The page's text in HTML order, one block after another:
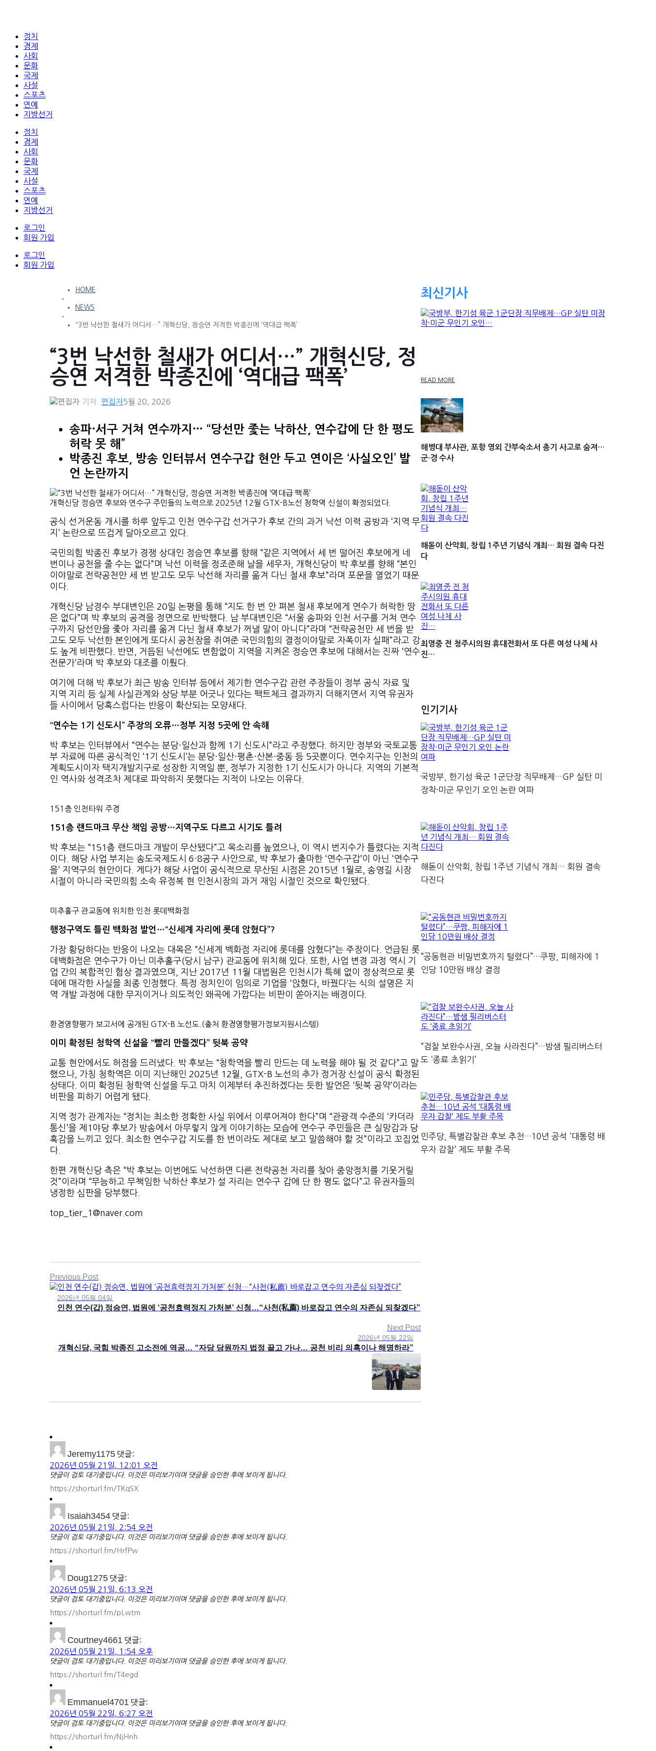
정치
경제
사회
문화
국제
사설
스포츠
연예
지방선거
정치
경제
사회
문화
국제
사설
스포츠
연예
지방선거
로그인
회원 가입
로그인
회원 가입
HOME
NEWS
“3번 낙선한 철새가 어디서…” 개혁신당, 정승연 저격한 박종진에 ‘역대급 팩폭’
“3번 낙선한 철새가 어디서…” 개혁신당, 정
승연 저격한 박종진에 ‘역대급 팩폭’
기자 편집자5월 20, 2026
송파·서구 거쳐 연수까지… “당선만 좇는 낙하산, 연수갑에 단 한 평도
허락 못 해”
박종진 후보, 방송 인터뷰서 연수구갑 현안 두고 연이은 ‘사실오인’ 발
언 논란까지
개혁신당 정승연 후보와 연수구 주민들의 노력으로 2025년 12월 GTX-B노선 청학역 신설이 확정되었다.
공식 선거운동 개시를 하루 앞두고 인천 연수구갑 선거구가 후보 간의 과거 낙선 이력 공방과 ‘지역 무
지’ 논란으로 뜨겁게 달아오르고 있다.
국민의힘 박종진 후보가 경쟁 상대인 정승연 후보를 향해 “같은 지역에서 세 번 떨어진 후보에게 네
번이나 공천을 줄 수는 없다”며 낙선 이력을 정조준해 날을 세우자, 개혁신당이 박 후보를 향해 “본인
이야말로 전략공천만 세 번 받고도 모두 낙선해 자리를 옮겨 다닌 철새 후보”라며 포문을 열었기 때문
이다.
개혁신당 남경수 부대변인은 20일 논평을 통해 “지도 한 번 안 펴본 철새 후보에게 연수가 허락한 땅
은 없다”며 박 후보의 공격을 정면으로 반박했다. 남 부대변인은 “서울 송파와 인천 서구를 거쳐 연수
구까지 당선만을 좇아 자리를 옮겨 다닌 철새 후보가 꺼낼 말이 아니다”라며 “전략공천만 세 번을 받
고도 모두 낙선한 본인에게 또다시 공천장을 쥐여준 국민의힘의 결정이야말로 자폭이자 실패”라고 강
도 높게 비판했다. 반면, 거듭된 낙선에도 변함없이 지역을 지켜온 정승연 후보에 대해서는 진짜 ‘연수
전문가’라며 박 후보와 대조를 이뤘다.
여기에 더해 박 후보가 최근 방송 인터뷰 등에서 제기한 연수구갑 관련 주장들이 정부 공식 자료 및
지역 지리 등 실제 사실관계와 상당 부분 어긋나 있다는 팩트체크 결과까지 더해지면서 지역 유권자
들 사이에서 당혹스럽다는 반응이 확산되는 모양새다.
“연수는 1기 신도시” 주장의 오류…정부 지정 5곳에 안 속해
박 후보는 인터뷰에서 “연수는 분당·일산과 함께 1기 신도시”라고 주장했다. 하지만 정부와 국토교통
부 자료에 따른 공식적인 ‘1기 신도시’는 분당·일산·평촌·산본·중동 등 5곳뿐이다. 연수지구는 인천의
계획도시이자 택지개발지구로 성장한 지역일 뿐, 정부가 지정한 1기 신도시가 아니다. 지역의 기본적
인 역사와 성격조차 제대로 파악하지 못했다는 지적이 나오는 이유다.
151층 인천타워 주경
151층 랜드마크 무산 책임 공방…지역구도 다르고 시기도 틀려
박 후보는 “151층 랜드마크 개발이 무산됐다”고 목소리를 높였으나, 이 역시 번지수가 틀렸다는 지적
이다. 해당 사업 부지는 송도국제도시 6·8공구 사안으로, 박 후보가 출마한 ‘연수구갑’이 아닌 ‘연수구
을’ 지역구의 현안이다. 게다가 해당 사업이 공식적으로 무산된 시점은 2015년 1월로, 송영길 시장
시절이 아니라 국민의힘 소속 유정복 현 인천시장의 과거 재임 시절인 것으로 확인됐다.
미추홀구 관교동에 위치한 인천 롯데백화점
행정구역도 틀린 백화점 발언…“신세계 자리에 롯데 앉혔다”?
가장 황당하다는 반응이 나오는 대목은 “신세계 백화점 자리에 롯데를 앉혔다”는 주장이다. 언급된 롯
데백화점은 연수구가 아닌 미추홀구(당시 남구) 관교동에 위치해 있다. 또한, 사업 변경 과정 역시 기
업 간의 복합적인 협상 결과였으며, 지난 2017년 11월 대법원은 인천시가 특혜 없이 정상적으로 롯
데에 매각한 사실을 최종 인정했다. 특정 정치인이 임의로 기업을 ‘앉혔다, 바꿨다’는 식의 설명은 지
역 개발 과정에 대한 무지이거나 의도적인 왜곡에 가깝다는 비판이 쏟아지는 배경이다.
환경영향평가 보고서에 공개된 GTX-B 노선도.(출처 환경영향평가정보지원시스템)
이미 확정된 청학역 신설을 “빨리 만들겠다” 뒷북 공약
교통 현안에서도 허점을 드러냈다. 박 후보는 “청학역을 빨리 만드는 데 노력을 해야 될 것 같다”고 말
했으나, 가칭 청학역은 이미 지난해인 2025년 12월, GTX-B 노선의 추가 정거장 신설이 공식 확정된
상태다. 이미 확정된 청학역 신설을 두고 마치 이제부터 추진하겠다는 듯한 발언은 ‘뒷북 공약’이라는
비판을 피하기 어렵게 됐다.
지역 정가 관계자는 “정치는 최소한 정확한 사실 위에서 이루어져야 한다”며 “관광객 수준의 ‘카더라
통신’을 제1야당 후보가 방송에서 아무렇지 않게 이야기하는 모습에 연수구 주민들은 큰 실망감과 당
혹감을 느끼고 있다. 최소한 연수구갑 지도를 한 번이라도 제대로 보고 말씀해야 할 것”이라고 꼬집었
다.
한편 개혁신당 측은 “박 후보는 이번에도 낙선하면 다른 전략공천 자리를 찾아 중앙정치를 기웃거릴
것”이라며 “무능하고 무책임한 낙하산 후보가 설 자리는 연수구 갑에 단 한 평도 없다”고 유권자들의
냉정한 심판을 당부했다.
top_tier_1@naver.com
Previous Post
2026년 05월 04일
인천 연수(갑) 정승연, 법원에 ‘공천효력정지 가처분’ 신청…“사천(私薦) 바로잡고 연수의 자존심 되찾겠다”
Next Post
2026년 05월 22일
개혁신당, 국힘 박종진 고소전에 역공… “자당 당원까지 법정 끌고 가나… 공천 비리 의혹이나 해명하라”
Jeremy1175 댓글:
2026년 05월 21일, 12:01 오전
댓글이 검토 대기중입니다. 이것은 미리보기이며 댓글을 승인한 후에 보이게 됩니다.
https://shorturl.fm/TKqSX
Isaiah3454 댓글:
2026년 05월 21일, 2:54 오전
댓글이 검토 대기중입니다. 이것은 미리보기이며 댓글을 승인한 후에 보이게 됩니다.
https://shorturl.fm/HrfPw
Doug1275 댓글:
2026년 05월 21일, 6:13 오전
댓글이 검토 대기중입니다. 이것은 미리보기이며 댓글을 승인한 후에 보이게 됩니다.
https://shorturl.fm/pLwtm
Courtney4661 댓글:
2026년 05월 21일, 1:54 오후
댓글이 검토 대기중입니다. 이것은 미리보기이며 댓글을 승인한 후에 보이게 됩니다.
https://shorturl.fm/T4egd
Emmanuel4701 댓글:
2026년 05월 22일, 6:27 오전
댓글이 검토 대기중입니다. 이것은 미리보기이며 댓글을 승인한 후에 보이게 됩니다.
https://shorturl.fm/NjHnh
최신기사
READ MORE
해병대 부사관, 포항 영외 간부숙소서 총기 사고로 숨져…
군·경 수사
해돋이 산악회, 창립 1주년 기념식 개최… 회원 결속 다진
다
최영중 전 청주시의원 휴대전화서 또 다른 여성 나체 사
진…
인기기사
국방부, 한기성 육군 1군단장 직무배제…GP 실탄 미
장착·미군 무인기 오인 논란 여파
해돋이 산악회, 창립 1주년 기념식 개최… 회원 결속
다진다
“공동현관 비밀번호까지 털렸다”…쿠팡, 피해자에 1
인당 10만원 배상 결정
“검찰 보완수사권, 오늘 사라진다”…밤샘 필리버스터
도 ‘종료 초읽기’
민주당, 특별감찰관 후보 추천…10년 공석 ‘대통령 배
우자 감찰’ 제도 부활 주목